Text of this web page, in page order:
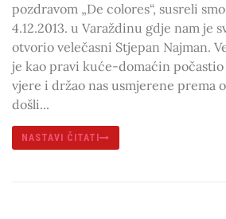
pozdravom „De colores“, susreli
4.12.2013. u Varaždinu gdje nam je
otvorio velečasni Stjepan Najman.
je kao pravi kuće-domaćin
vjere i držao nas usmjerene prema
došli...
NASTAVI ČITATI